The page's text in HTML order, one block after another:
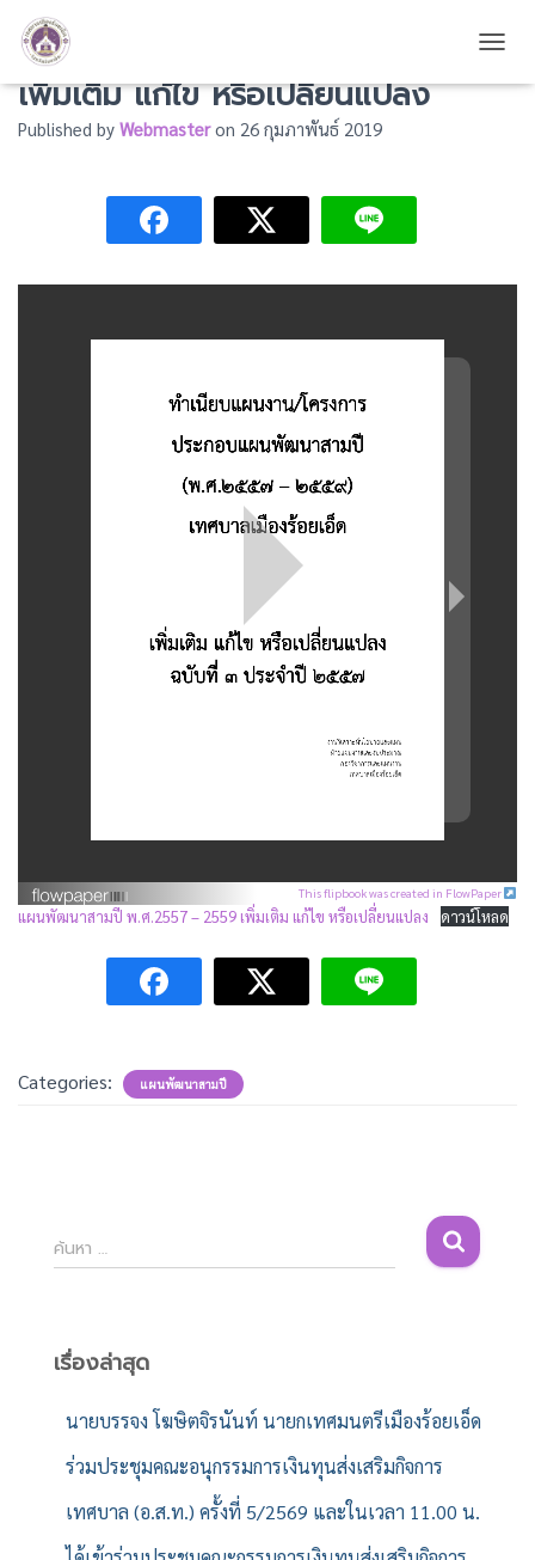
แผนพัฒนาสามปี พ.ศ.2557 – 2559
เพิ่มเติม แก้ไข หรือเปลี่ยนแปลง
Published by Webmasteron 26 กุมภาพันธ์ 2019
This flipbook was created in FlowPaper
แผนพัฒนาสามปี พ.ศ.2557 – 2559 เพิ่มเติม แก้ไข หรือเปลี่ยนแปลง ดาวน์โหลด
Categories: แผนพัฒนาสามปี
ค้
น
สำ
ค้นหา …
เรื่องล่าสุด
นายบรรจง โฆษิตจิรนันท์ นายกเทศมนตรีเมืองร้อยเอ็ด
ร่วมประชุมคณะอนุกรรมการเงินทุนส่งเสริมกิจการ
เทศบาล (อ.ส.ท.) ครั้งที่ 5/2569 และในเวลา 11.00 น.